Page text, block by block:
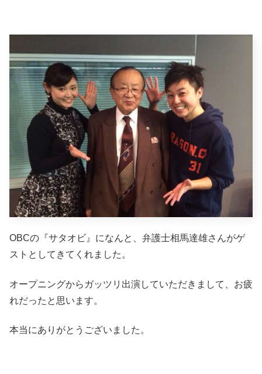
OBCの『サタオビ』になんと、弁護士相馬達雄さんがゲ
ストとしてきてくれました。
オープニングからガッツリ出演していただきまして、お疲
れだったと思います。
本当にありがとうございました。